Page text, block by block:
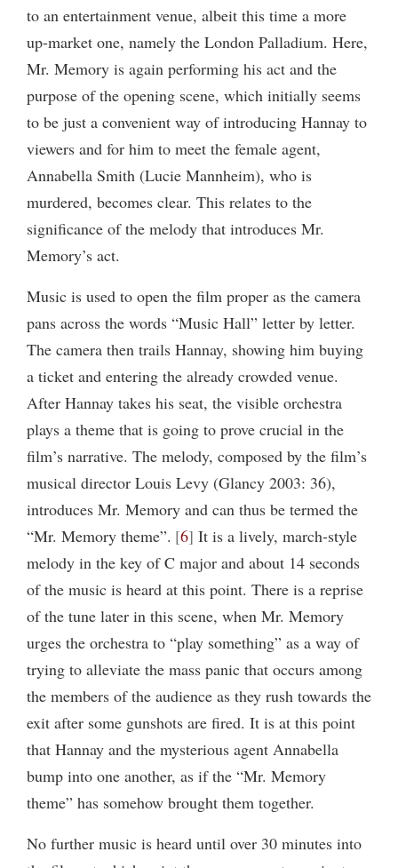
to an entertainment venue, albeit this time a more
up-market one, namely the London Palladium. Here,
Mr. Memory is again performing his act and the
purpose of the opening scene, which initially seems
to be just a convenient way of introducing Hannay to
viewers and for him to meet the female agent,
Annabella Smith (Lucie Mannheim), who is
murdered, becomes clear. This relates to the
significance of the melody that introduces Mr.
Memory’s act.
Music is used to open the film proper as the camera
pans across the words “Music Hall” letter by letter.
The camera then trails Hannay, showing him buying
a ticket and entering the already crowded venue.
After Hannay takes his seat, the visible orchestra
plays a theme that is going to prove crucial in the
film’s narrative. The melody, composed by the film’s
musical director Louis Levy (Glancy 2003: 36),
introduces Mr. Memory and can thus be termed the
“Mr. Memory theme”. 6 It is a lively, march-style
melody in the key of C major and about 14 seconds
of the music is heard at this point. There is a reprise
of the tune later in this scene, when Mr. Memory
urges the orchestra to “play something” as a way of
trying to alleviate the mass panic that occurs among
the members of the audience as they rush towards the
exit after some gunshots are fired. It is at this point
that Hannay and the mysterious agent Annabella
bump into one another, as if the “Mr. Memory
theme” has somehow brought them together.
No further music is heard until over 30 minutes into